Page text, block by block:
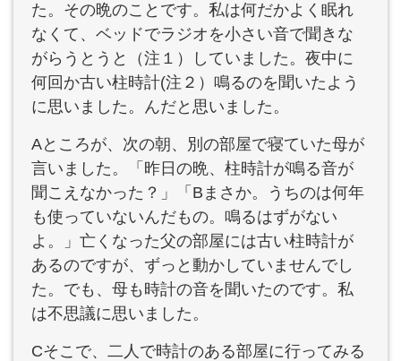
た。その晩のことです。私は何だかよく眠れ
なくて、ベッドでラジオを小さい音で聞きな
がらうとうと（注１）していました。夜中に
何回か古い柱時計(注２）鳴るのを聞いたよう
に思いました。んだと思いました。
Aところが、次の朝、別の部屋で寝ていた母が
言いました。「昨日の晩、柱時計が鳴る音が
聞こえなかった？」「Bまさか。うちのは何年
も使っていないんだもの。鳴るはずがない
よ。」亡くなった父の部屋には古い柱時計が
あるのですが、ずっと動かしていませんでし
た。でも、母も時計の音を聞いたのです。私
は不思議に思いました。
Cそこで、二人で時計のある部屋に行ってみる